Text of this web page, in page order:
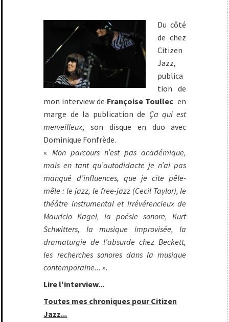
Du côté
de chez
Citizen
Jazz,
publica
tion de
mon interview de Françoise Toullec en
marge de la publication de Ça qui est
merveilleux, son disque en duo avec
Dominique Fonfrède.
« Mon parcours n’est pas académique,
mais en tant qu’autodidacte je n’ai pas
manqué d’influences, que je cite pêle-
mêle : le jazz, le free-jazz (Cecil Taylor), le
théâtre instrumental et irrévérencieux de
Mauricio Kagel, la poésie sonore, Kurt
Schwitters, la musique improvisée, la
dramaturgie de l’absurde chez Beckett,
les recherches sonores dans la musique
contemporaine... ».
Lire l'interview...
Toutes mes chroniques pour Citizen
Jazz...